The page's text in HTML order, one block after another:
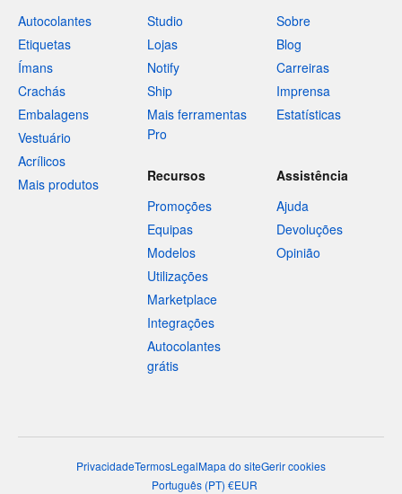
Autocolantes
Etiquetas
Ímans
Crachás
Embalagens
Vestuário
Acrílicos
Mais produtos
Studio
Lojas
Notify
Ship
Mais ferramentas
Pro
Sobre
Blog
Carreiras
Imprensa
Estatísticas
Recursos
Promoções
Equipas
Modelos
Utilizações
Marketplace
Integrações
Autocolantes
grátis
Assistência
Ajuda
Devoluções
Opinião
PrivacidadeTermosLegalMapa do siteGerir cookies
Português (PT) €EUR